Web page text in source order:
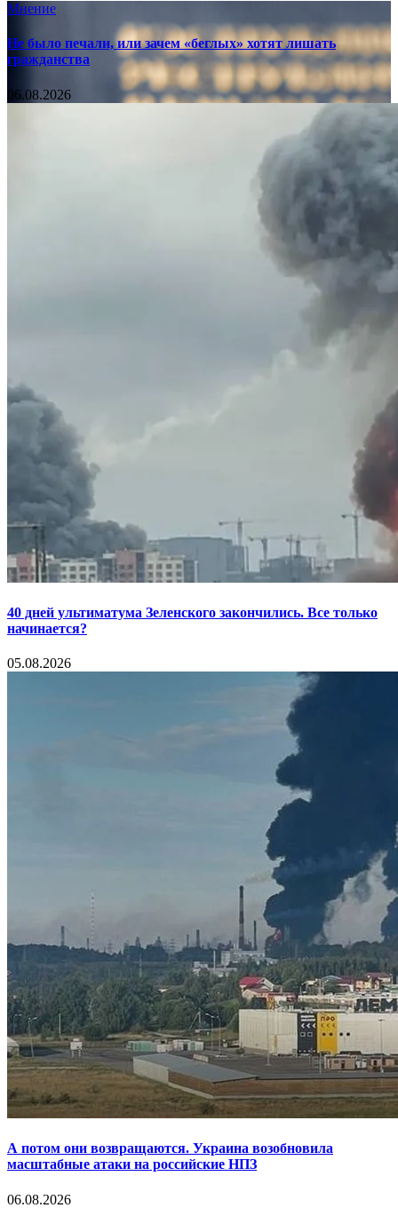
Мнение
Не было печали, или зачем «беглых» хотят лишать
гражданства
06.08.2026
40 дней ультиматума Зеленского закончились. Все только
начинается?
05.08.2026
А потом они возвращаются. Украина возобновила
масштабные атаки на российские НПЗ
06.08.2026